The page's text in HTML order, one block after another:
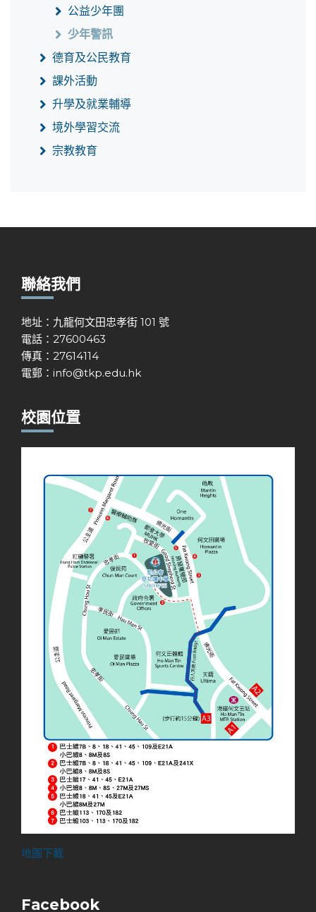
公益少年團
少年警訊
德育及公民教育
課外活動
升學及就業輔導
境外學習交流
宗教教育
聯絡我們
地址：九龍何文田忠孝街 101 號
電話：27600463
傳真：27614114
電郵： info@tkp.edu.hk
校園位置
地圓下載
Facebook